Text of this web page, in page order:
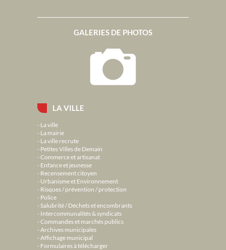
LA VILLE
La ville
La mairie
La ville recrute
Petites Villes de Demain
Commerce et artisanat
Enfance et jeunesse
Recensement citoyen
Urbanisme et Environnement
Risques / prévention / protection
Police
Salubrité / Déchets et encombrants
Intercommunalités & syndicats
Commandes et marchés publics
Archives municipales
Affichage municipal
Formulaires à télécharger
GALERIES DE PHOTOS